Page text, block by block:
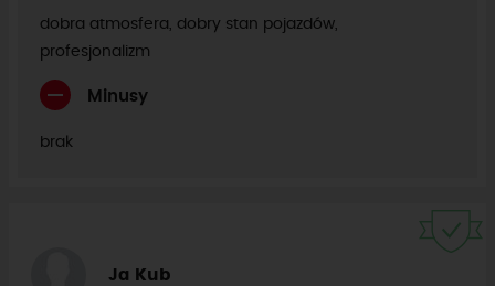
dobra atmosfera, dobry stan pojazdów,
profesjonalizm
Minusy
brak
Ja Kub